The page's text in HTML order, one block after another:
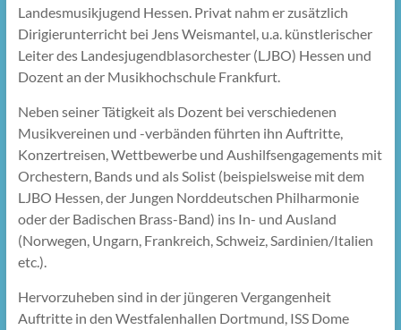
Landesmusikjugend Hessen. Privat nahm er zusätzlich
Dirigierunterricht bei Jens Weismantel, u.a. künstlerischer
Leiter des Landesjugendblasorchester (LJBO) Hessen und
Dozent an der Musikhochschule Frankfurt.
Neben seiner Tätigkeit als Dozent bei verschiedenen
Musikvereinen und -verbänden führten ihn Auftritte,
Konzertreisen, Wettbewerbe und Aushilfsengagements mit
Orchestern, Bands und als Solist (beispielsweise mit dem
LJBO Hessen, der Jungen Norddeutschen Philharmonie
oder der Badischen Brass-Band) ins In- und Ausland
(Norwegen, Ungarn, Frankreich, Schweiz, Sardinien/Italien
etc.).
Hervorzuheben sind in der jüngeren Vergangenheit
Auftritte in den Westfalenhallen Dortmund, ISS Dome